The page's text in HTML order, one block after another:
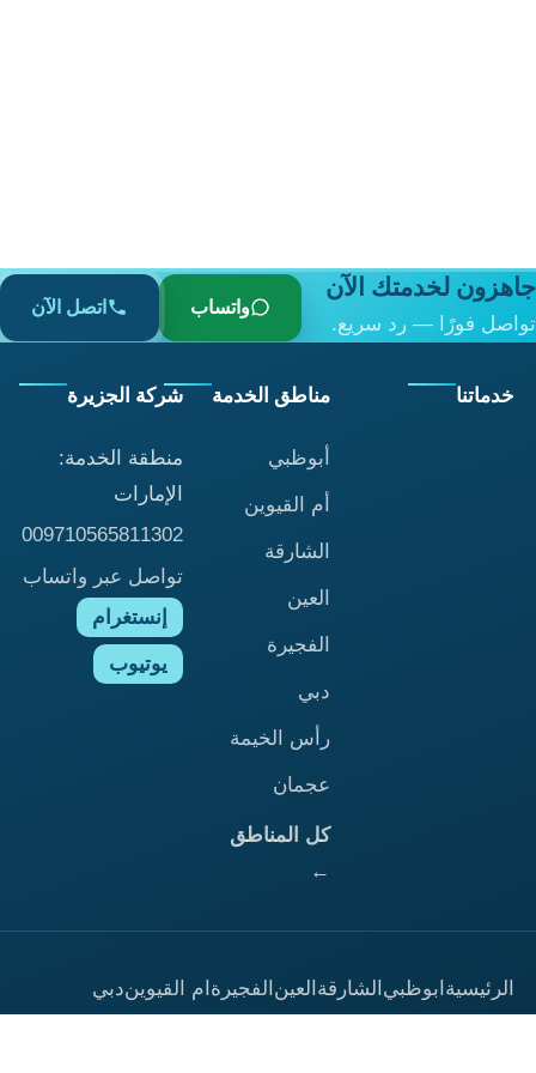
لخدمتك الآن
فورًا — رد سريع.
واتساب اتصل الآن
خدماتنا مناطق الخدمة
أبوظبي
أم القيوين
الشارقة
العين
الفجيرة
دبي
رأس الخيمة
عجمان
كل المناطق
←
شركة الجزيرة
منطقة الخدمة:
الإمارات
009710565811302
تواصل عبر واتساب
إنستغرام
يوتيوب
الرئيسيةابوظبيالشارقةالعينالفجيرة ام القيويندبي